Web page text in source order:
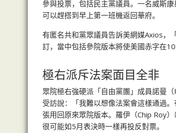
參與投票，包括民主黨議員。一名威斯
可以趕搭到早上第一班機返回華府。
有匿名共和黨眾議員告訴美網媒Axios，
訂，當中包括參院版本將使美國赤字在
極右派斥法案面目全非
眾院極右強硬派「自由黨團」成員諾曼
受訪說：「我難以想像法案會這樣通過
張用回原來眾院版本。羅伊（Chip Roy
很可能如5月表決時一樣再投反對票。